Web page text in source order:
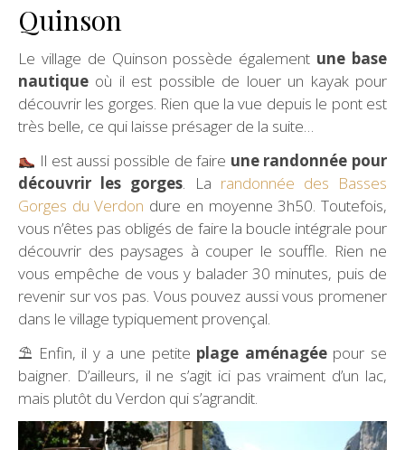
Quinson
Le village de Quinson possède également une base
nautique où il est possible de louer un kayak pour
découvrir les gorges. Rien que la vue depuis le pont est
très belle, ce qui laisse présager de la suite…
Il est aussi possible de faire une randonnée pour
découvrir les gorges. La randonnée des Basses
Gorges du Verdon dure en moyenne 3h50. Toutefois,
vous n’êtes pas obligés de faire la boucle intégrale pour
découvrir des paysages à couper le souffle. Rien ne
vous empêche de vous y balader 30 minutes, puis de
revenir sur vos pas. Vous pouvez aussi vous promener
dans le village typiquement provençal.
⛱ Enfin, il y a une petite plage aménagéepour se
baigner. D’ailleurs, il ne s’agit ici pas vraiment d’un lac,
mais plutôt du Verdon qui s’agrandit.